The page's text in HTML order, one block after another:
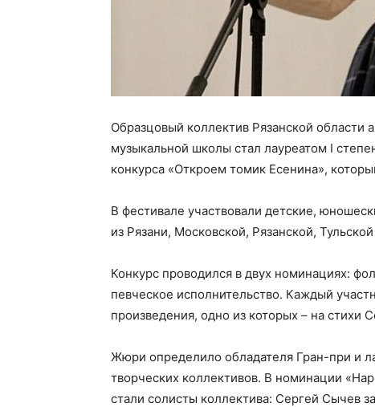
Образцовый коллектив Рязанской области
музыкальной школы стал лауреатом I
конкурса «Откроем томик Есенина»,
В фестивале участвовали детские,
из Рязани, Московской, Рязанской,
Конкурс проводился в двух номинациях:
певческое исполнительство. Каждый
произведения, одно из которых – на стихи
Жюри определило обладателя Гран-при и
творческих коллективов. В номинации
стали солисты коллектива: Сергей Сычев